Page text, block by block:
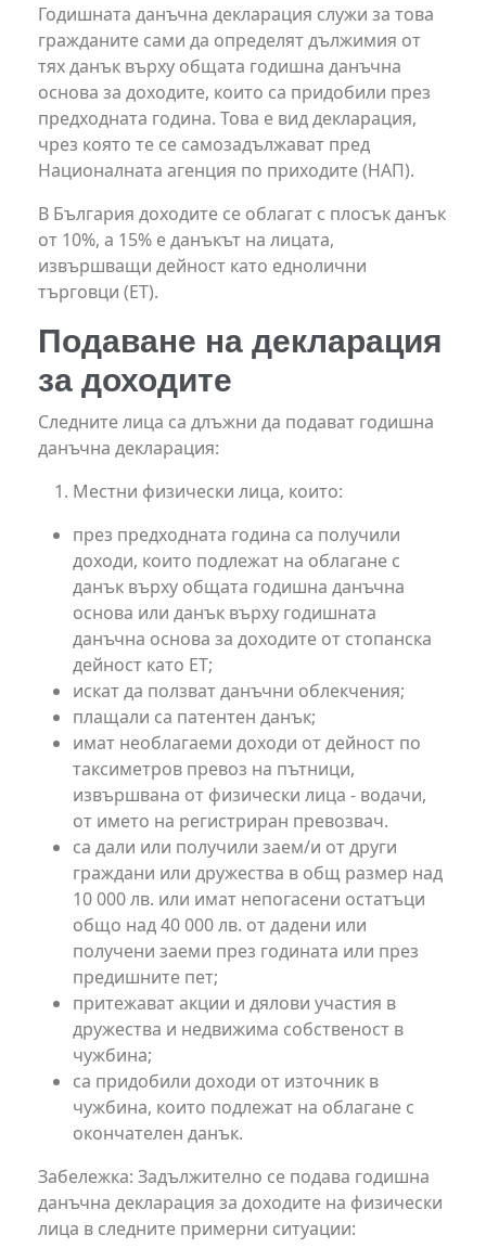
Годишната данъчна декларация служи за това
гражданите сами да определят дължимия от
тях данък върху общата годишна данъчна
основа за доходите, които са придобили през
предходната година. Това е вид декларация,
чрез която те се самозадължават пред
Националната агенция по приходите (НАП).
В България доходите се облагат с плосък данък
от 10%, а 15% е данъкът на лицата,
извършващи дейност като еднолични
търговци (ЕТ).
Подаване на декларация
за доходите
Следните лица са длъжни да подават годишна
данъчна декларация:
Местни физически лица, които:
през предходната година са получили
доходи, които подлежат на облагане с
данък върху общата годишна данъчна
основа или данък върху годишната
данъчна основа за доходите от стопанска
дейност като ЕТ;
искат да ползват данъчни облекчения;
плащали са патентен данък;
имат необлагаеми доходи от дейност по
таксиметров превоз на пътници,
извършвана от физически лица - водачи,
от името на регистриран превозвач.
са дали или получили заем/и от други
граждани или дружества в общ размер над
10 000 лв. или имат непогасени остатъци
общо над 40 000 лв. от дадени или
получени заеми през годината или през
предишните пет;
притежават акции и дялови участия в
дружества и недвижима собственост в
чужбина;
са придобили доходи от източник в
чужбина, които подлежат на облагане с
окончателен данък.
Забележка: Задължително се подава годишна
данъчна декларация за доходите на физически
лица в следните примерни ситуации: